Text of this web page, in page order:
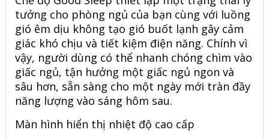
tưởng cho phòng ngủ của bạn cùng với luồng
gió êm dịu không tạo gió buốt lạnh gây cảm
giác khó chịu và tiết kiệm điện năng. Chính vì
vậy, người dùng có thể nhanh chóng chìm vào
giấc ngủ, tận hưởng một giấc ngủ ngon và
sâu hơn, sẵn sàng cho một ngày mới tràn đầy
năng lượng vào sáng hôm sau.
Màn hình hiển thị nhiệt độ cao cấp